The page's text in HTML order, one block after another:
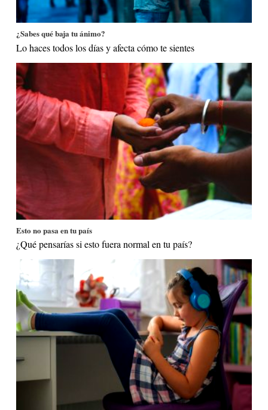
¿Sabes qué baja tu ánimo?
Lo haces todos los días y afecta cómo te sientes
Esto no pasa en tu país
¿Qué pensarías si esto fuera normal en tu país?